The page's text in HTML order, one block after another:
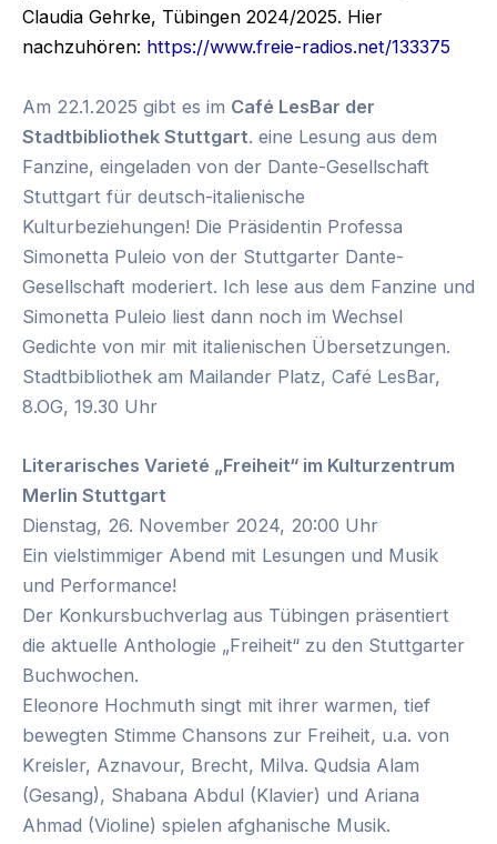
Claudia Gehrke, Tübingen 2024/2025. Hier
nachzuhören: https://www.freie-radios.net/133375
Am 22.1.2025 gibt es im Café LesBar der
Stadtbibliothek Stuttgart. eine Lesung aus dem
Fanzine, eingeladen von der Dante-Gesellschaft
Stuttgart für deutsch-italienische
Kulturbeziehungen! Die Präsidentin Professa
Simonetta Puleio von der Stuttgarter Dante-
Gesellschaft moderiert. Ich lese aus dem Fanzine und
Simonetta Puleio liest dann noch im Wechsel
Gedichte von mir mit italienischen Übersetzungen.
Stadtbibliothek am Mailander Platz, Café LesBar,
8.OG, 19.30 Uhr
Literarisches Varieté „Freiheit“ im Kulturzentrum
Merlin Stuttgart
Dienstag, 26. November 2024, 20:00 Uhr
Ein vielstimmiger Abend mit Lesungen und Musik
und Performance!
Der Konkursbuchverlag aus Tübingen präsentiert
die aktuelle Anthologie „Freiheit“ zu den Stuttgarter
Buchwochen.
Eleonore Hochmuth singt mit ihrer warmen, tief
bewegten Stimme Chansons zur Freiheit, u.a. von
Kreisler, Aznavour, Brecht, Milva. Qudsia Alam
(Gesang), Shabana Abdul (Klavier) und Ariana
Ahmad (Violine) spielen afghanische Musik.